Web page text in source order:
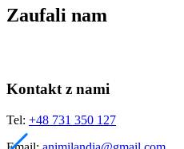
Zaufali nam
Kontakt z nami
Tel: +48 731 350 127